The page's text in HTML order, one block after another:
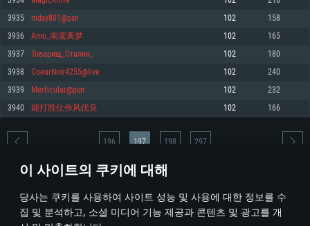
이 사이트의 쿠키에 대해
당사는 쿠키를 사용하여 사이트 성능 및 사용에 대한 정보를 수
집 및 분석하고, 소셜 미디어 기능 제공과 콘텐츠 및 광고를 개
권장 사양
570 혹은 그 이상
여유 저장 공간: 62.2 GB (전체 클라이언트)
권장 사양
네트워크: 브로드밴드 인터넷
여유 저장 공간: 62.2 GB (전체 클라이언트)
여유 저장 공간: 22.1 GB (최소 클라이언트)
권장 사양
운영체제: Ubuntu 20.04 64bit
프로세서: Intel Core i7
메모리: 16 GB
그래픽 카드: Vulkan 을 지원하고, 최신 그래픽 드라이버를 지원하는 NVIDIA
1060 (6개월 미만) 혹은 그와 동급의 성능을 가지며 최신 그래픽 드라이버를
지원하는 AMD RX 570 (6개월 미만; 최소사양 지원 해상도 720p) 이상
여유 저장 공간: 62.2 GB (전체 클라이언트)
3935 mdxy801@psn 102 158
3936 Amo_南鸢离梦 102 165
3937 Товарищ_Сталин_ 102 180
3938 CoeurNoir4255@live 102 240
3939 MerticuIar@psn 102 232
3940 能打胜仗作风优良 102 166
* 순위표는 매일 1회 갱신됩니다
196 197 198 297